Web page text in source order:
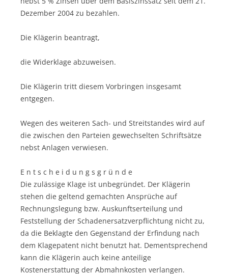
Dezember 2004 zu bezahlen.
Die Klägerin beantragt,
die Widerklage abzuweisen.
Die Klägerin tritt diesem Vorbringen insgesamt
entgegen.
Wegen des weiteren Sach- und Streitstandes wird auf
die zwischen den Parteien gewechselten Schriftsätze
nebst Anlagen verwiesen.
E n t s c h e i d u n g s g r ü n d e
Die zulässige Klage ist unbegründet. Der Klägerin
stehen die geltend gemachten Ansprüche auf
Rechnungslegung bzw. Auskunftserteilung und
Feststellung der Schadenersatzverpflichtung nicht zu,
da die Beklagte den Gegenstand der Erfindung nach
dem Klagepatent nicht benutzt hat. Dementsprechend
kann die Klägerin auch keine anteilige
Kostenerstattung der Abmahnkosten verlangen.